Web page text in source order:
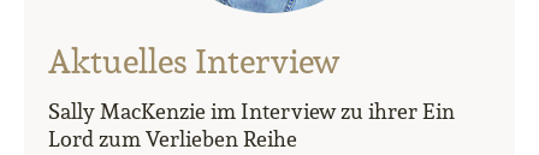
Aktuelles Interview
Sally MacKenzie im Interview zu ihrer Ein
Lord zum Verlieben Reihe